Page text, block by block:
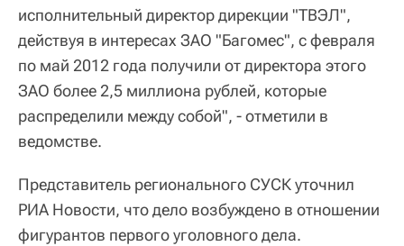
исполнительный директор дирекции "ТВЭЛ",
действуя в интересах ЗАО "Багомес", с февраля
по май 2012 года получили от директора этого
ЗАО более 2,5 миллиона рублей, которые
распределили между собой", - отметили в
ведомстве.
Представитель регионального СУСК уточнил
РИА Новости, что дело возбуждено в отношении
фигурантов первого уголовного дела.